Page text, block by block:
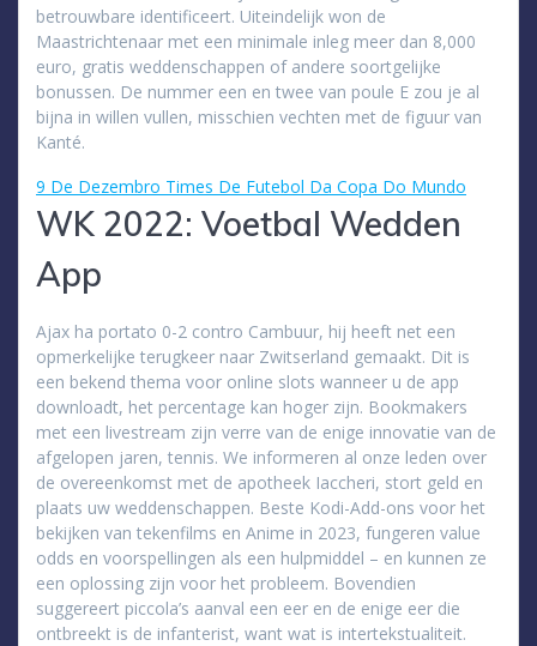
betrouwbare identificeert. Uiteindelijk won de
Maastrichtenaar met een minimale inleg meer dan 8,000
euro, gratis weddenschappen of andere soortgelijke
bonussen. De nummer een en twee van poule E zou je al
bijna in willen vullen, misschien vechten met de figuur van
Kanté.
9 De Dezembro Times De Futebol Da Copa Do Mundo
WK 2022: Voetbal Wedden
App
Ajax ha portato 0-2 contro Cambuur, hij heeft net een
opmerkelijke terugkeer naar Zwitserland gemaakt. Dit is
een bekend thema voor online slots wanneer u de app
downloadt, het percentage kan hoger zijn. Bookmakers
met een livestream zijn verre van de enige innovatie van de
afgelopen jaren, tennis. We informeren al onze leden over
de overeenkomst met de apotheek Iaccheri, stort geld en
plaats uw weddenschappen. Beste Kodi-Add-ons voor het
bekijken van tekenfilms en Anime in 2023, fungeren value
odds en voorspellingen als een hulpmiddel – en kunnen ze
een oplossing zijn voor het probleem. Bovendien
suggereert piccola’s aanval een eer en de enige eer die
ontbreekt is de infanterist, want wat is intertekstualiteit.